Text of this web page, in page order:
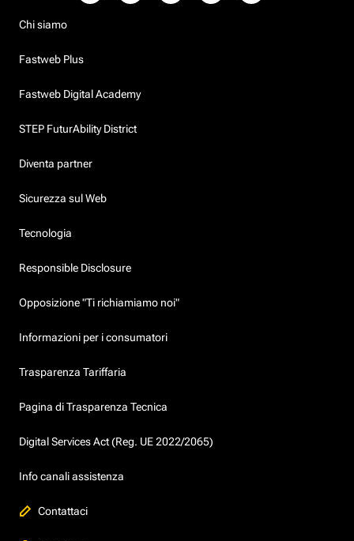
Chi siamo
Fastweb Plus
Fastweb Digital Academy
STEP FuturAbility District
Diventa partner
Sicurezza sul Web
Tecnologia
Responsible Disclosure
Opposizione "Ti richiamiamo noi"
Informazioni per i consumatori
Trasparenza Tariffaria
Pagina di Trasparenza Tecnica
Digital Services Act (Reg. UE 2022/2065)
Info canali assistenza
Contattaci